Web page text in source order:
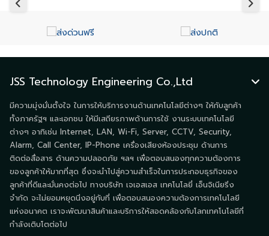
JSS Technology Engineering Co.,Ltd
มีความมุ่งมั่นตั้งใจ ในการให้บริการงานด้านเทคโนโลยีต่างๆ ให้กับลูกค้า
ทั้งภาครัฐฯ และเอกชน ให้มีเสถียรภาพด้านการใช้ งานระบบเทคโนโลยี
ต่างๆ อาทิเช่น Internet, LAN, Wi-Fi, Server, CCTV, Security,
Alarm, Call Center, IP-Phone เครื่องเสียงห้องประชุม ด้านการ
ติดต่อสื่อสาร ด้านความปลอดภัย ฯลฯ เพื่อตอบสนองทุกความต้องการ
ของลูกค้าให้มากที่สุด ซึ่งจะนำไปสู่ความสำเร็จในการประกอบธุรกิจของ
ลูกค้าที่ดีและมั่นคงต่อไป ทางบริษัท เจเอสเอส เทคโนโลยี่ เอ็นจิเนียริ่ง
จำกัด จะไม่ยอมหยุดนิ่งอยู่กับที่ เพื่อตอบสนองความต้องการเทคโนโลยี
แห่งอนาคต เราจะพัฒนาสินค้าและบริการให้สอดคล้องกับโลกเทคโนโลยีที่
กำลังเติบโตต่อไป